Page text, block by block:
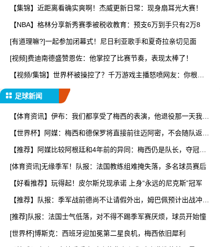
【集锦】近距离看确实爽啊！杰威更新日常：现身扇耳光大赛！
【NBA】格林分享新秀赛季被税收教育：预支6万到手只有2万8
[有道理嘛?]一起参加闭幕式！尼日利亚歌手和夏奇拉亲切见面
[视频]费迪南德盛赞恩佐：他掌控了比赛节奏，表现太棒了！
【视频/集锦】世界杯被操控了？千万游戏主播怒喷网友：你根本
足球新闻
【体育资讯】伊布：我们都享受了梅西的表演，他退役那一天我们
【世界杯】阿媒：梅西和德保罗将直接前往迈阿密，不会随队返回
【推荐】阿媒比较阿根廷和4年前的异同：梅西仍是队长，夺冠核
[体育资讯]无缘季军！队报：法国教练组难掩失落，多名球员赛后
【好看推荐】玩得起！皮尔斯兑现承诺 上身“永远的尼克斯”冠军
【推荐】队报：季军战前德尚不让请假外出，姆巴佩预计出战冲击
[推荐]队报：法国士气低落，对不得不踢季军赛厌烦，球员开始憧
[世界杯]博斯克：西班牙迎加冕第二星良机，梅西依旧犀利